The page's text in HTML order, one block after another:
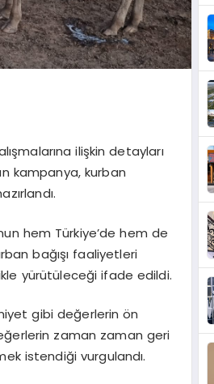
ilişkin detayları
kampanya, kurban
hem Türkiye’de hem de
bağışı faaliyetleri
yürütüleceği ifade edildi.
gibi değerlerin ön
zaman zaman geri
istendiği vurgulandı.